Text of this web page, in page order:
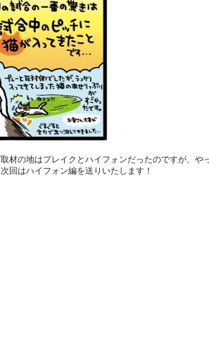
材の地はプレイクとハイフォンだったのですが、や
はハイフォン編を送りいたします！